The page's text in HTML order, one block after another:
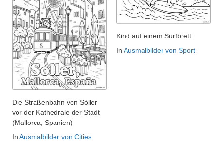
Die Straßenbahn von Sóller
vor der Kathedrale der Stadt
(Mallorca, Spanien)
In Ausmalbilder von Cities
Kind auf einem Surfbrett
In Ausmalbilder von Sport